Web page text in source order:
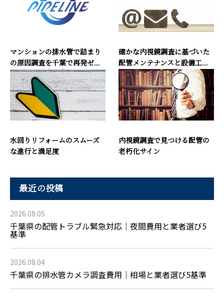
マンションの排水管で詰まり
の原因調査を千葉で再発ゼ...
確かな内視鏡調査に基づいた
配管メンテナンスと設備工...
水回りリフォームのスムーズ
な進行と満足度
内視鏡調査で見つける配管の
老朽化サイン
最近の投稿
2026.08.05
千葉県の配管トラブル緊急対応｜夜間費用と業者選び5
基準
2026.08.04
千葉県の排水管カメラ調査費用｜相場と業者選び5基準